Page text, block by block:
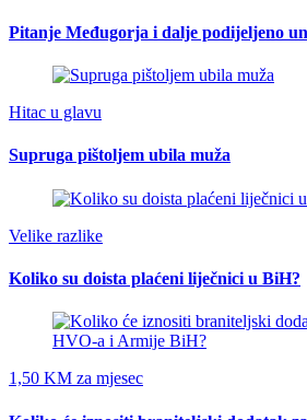
Pitanje Međugorja i dalje podijeljeno
Hitac u glavu
Supruga pištoljem ubila muža
Velike razlike
Koliko su doista plaćeni liječnici u BiH?
1,50 KM za mjesec